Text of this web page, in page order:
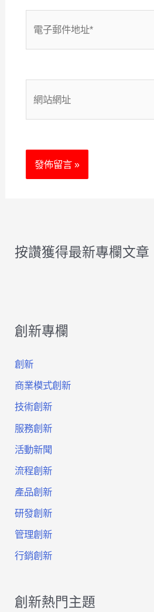
地
按讚獲得最新專欄文章
創新專欄
創新
商業模式創新
技術創新
服務創新
活動新聞
流程創新
產品創新
研發創新
管理創新
行銷創新
創新熱門主題